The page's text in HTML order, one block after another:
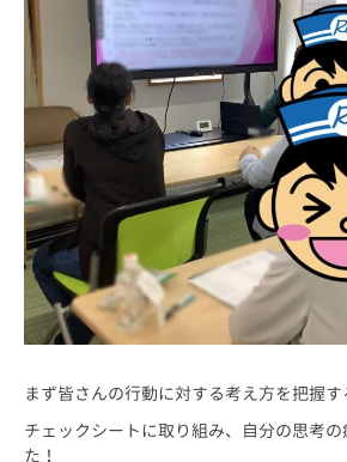
まず皆さんの行動に対する考え方を把握す
チェックシートに取り組み、自分の思考
た！